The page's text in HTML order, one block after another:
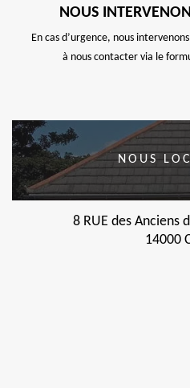
NOUS
En cas d’urgence, nous
à nous contacter via le
NOUS
8 RUE des Anciens
14000